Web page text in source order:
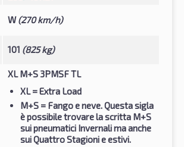
W(270 km/h)
101 (825 kg)
XL M+S 3PMSF TL
XL= Extra Load
M+S = Fango e neve. Questa sigla
è possibile trovare la scritta M+S
sui pneumatici Invernali ma anche
sui Quattro Stagioni e estivi.